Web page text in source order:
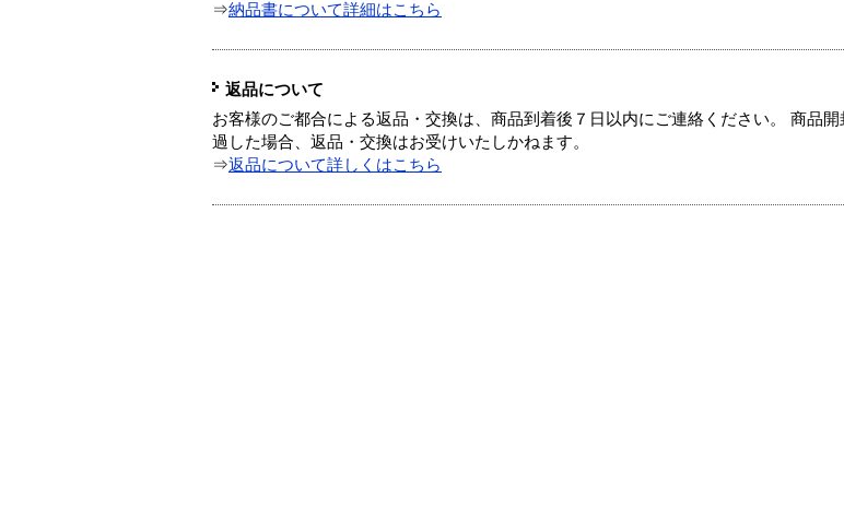
⇒納品書について詳細はこちら
返品について
お客様のご都合による返品・交換は、商品到着後７日以内にご連絡ください。 商品
過した場合、返品・交換はお受けいたしかねます。
⇒返品について詳しくはこちら